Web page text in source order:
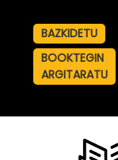
BAZKIDETU
BOOKTEGIN
ARGITARATU